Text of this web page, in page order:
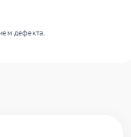
дефекта.